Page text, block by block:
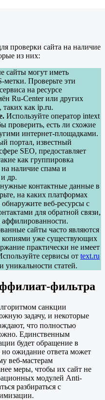
проверки сайта на наличие
из них:
сайты могут иметь
метки. Проверьте эти
на ресурсе
Ru-Center или других
как ip.ru.
Используйте оператор intext
проверить, есть ли схожие
интернет-площадками.
портал, известный
SEO, предоставляет
как группировка
на наличие спама и
др.
контактные данные в
на каких платформах
веб-ресурсы с
для обратной связи,
сайты часто являются
уже существующих
практически не имеет
сервисы от text.ru
уникальности статей.
фильтра
санкции
задачу, и некоторые
что полностью
Единственным
будет обращение в
ожидание ответа может
веб-мастерам
меры, чтобы их сайт не
модулей Anti-
разбираться с